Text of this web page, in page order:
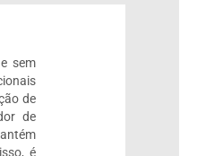
sem
de
de
é